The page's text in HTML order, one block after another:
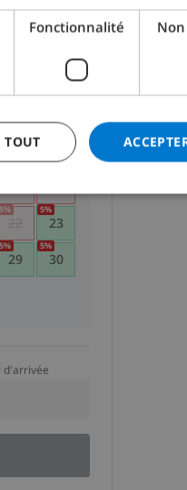
DIM.
8
22
5%
23
5%
29
5%
30
5%
d'arrivée
Ou
Fonctionnalité
TOUT